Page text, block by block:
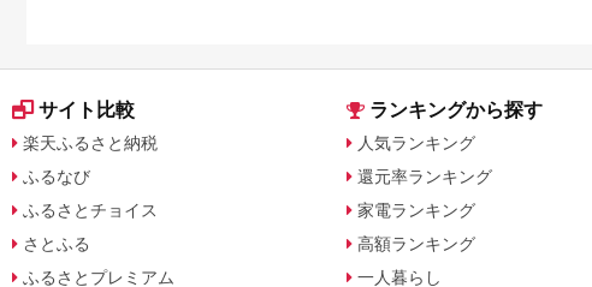
サイト比較
楽天ふるさと納税
ふるなび
ふるさとチョイス
さとふる
ふるさとプレミアム
ランキングから探す
人気ランキング
還元率ランキング
家電ランキング
高額ランキング
一人暮らし